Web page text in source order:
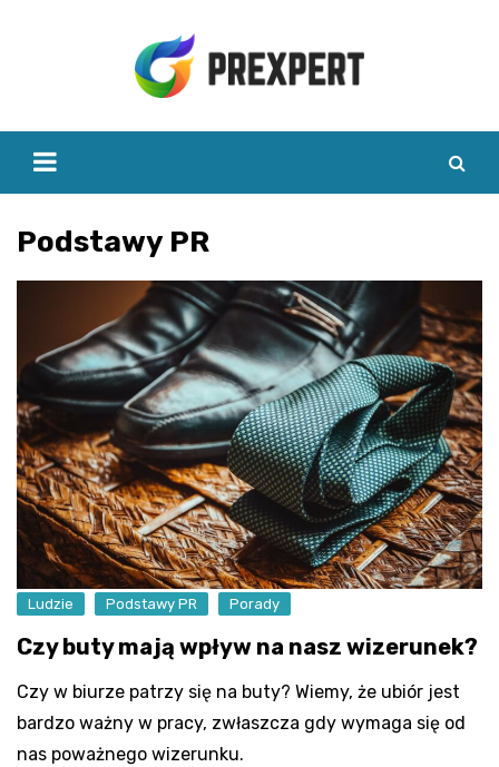
Podstawy PR
Ludzie Podstawy PR Porady
Czy buty mają wpływ na nasz wizerunek?
Czy w biurze patrzy się na buty? Wiemy, że ubiór jest
bardzo ważny w pracy, zwłaszcza gdy wymaga się od
nas poważnego wizerunku.